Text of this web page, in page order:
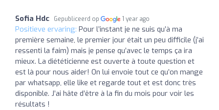
Sofia Hdc Gepubliceerd op 1 year ago
Positieve ervaring: Pour l’instant je ne suis qu’à ma
première semaine, le premier jour était un peu difficile (j’ai
ressenti la faim) mais je pense qu’avec le temps ça ira
mieux. La diététicienne est ouverte à toute question et
est là pour nous aider! On lui envoie tout ce qu’on mange
par whatsapp, elle like et regarde tout et est donc très
disponible. J’ai hâte d’être à la fin du mois pour voir les
résultats !